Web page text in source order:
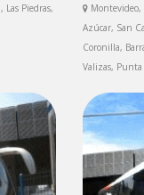
Las Piedras,
Montevideo,
Azúcar, San
Coronilla,
Valizas,